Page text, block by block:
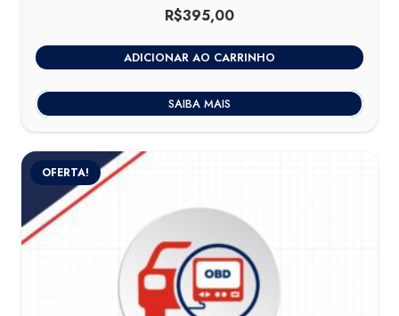
R$395,00
ADICIONAR AO CARRINHO
SAIBA MAIS
OFERTA!